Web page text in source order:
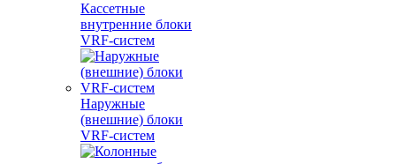
Кассетные
внутренние блоки
VRF-систем
Наружные
(внешние) блоки
VRF-систем